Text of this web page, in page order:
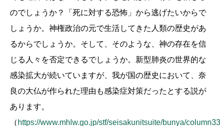
のでしょうか？「死に対する恐怖」から逃げたいからで
しょうか。神権政治の元で生活してきた人類の歴史があ
るからでしょうか。そして、そのような、神の存在を信
じる人々を否定できるでしょうか。新型肺炎の世界的な
感染拡大が続いていますが、我が国の歴史において、奈
良の大仏が作られた理由も感染症対策だったとする説が
あります。
（ https://www.mhlw.go.jp/stf/seisakunitsuite/bunya/